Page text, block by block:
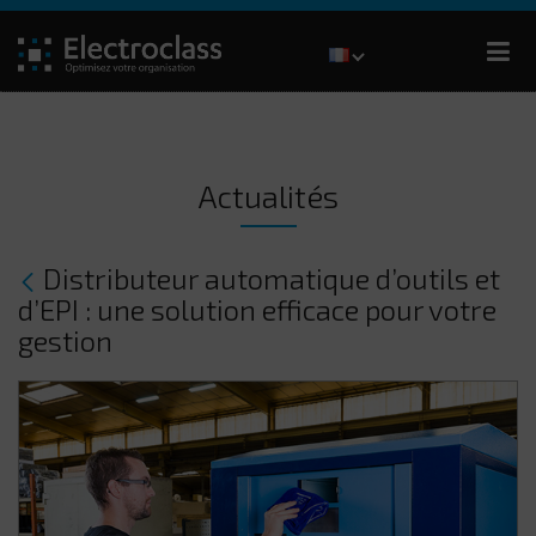
Actualités
Distributeur automatique d’outils et
d’EPI : une solution efficace pour votre
gestion